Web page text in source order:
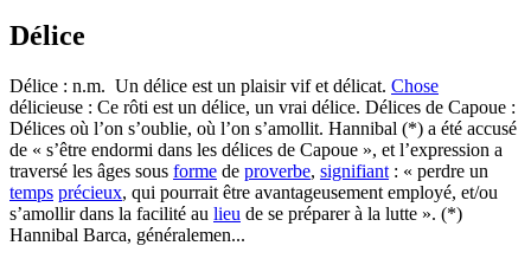
Délice
Délice : n.m. Un délice est un plaisir vif et délicat. Chose
délicieuse : Ce rôti est un délice, un vrai délice. Délices de Capoue :
Délices où l’on s’oublie, où l’on s’amollit. Hannibal (*) a été accusé
de « s’être endormi dans les délices de Capoue », et l’expression a
traversé les âges sous forme de proverbe, signifiant : « perdre un
temps précieux, qui pourrait être avantageusement employé, et/ou
s’amollir dans la facilité au lieu de se préparer à la lutte ». (*)
Hannibal Barca, généralemen...